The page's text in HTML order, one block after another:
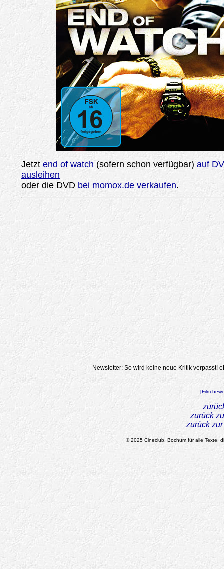
Jetzt end of watch (sofern schon verfügbar) auf
ausleihen
oder die DVD bei momox.de verkaufen.
Newsletter: So wird keine neue Kritik verpasst!
[Film
zurück
zurück
© 2025 Cineclub, Bochum für alle Texte,